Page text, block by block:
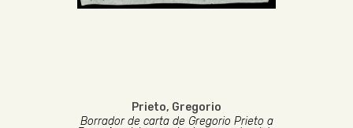
Prieto, Gregorio
Borrador de carta de Gregorio Prieto a